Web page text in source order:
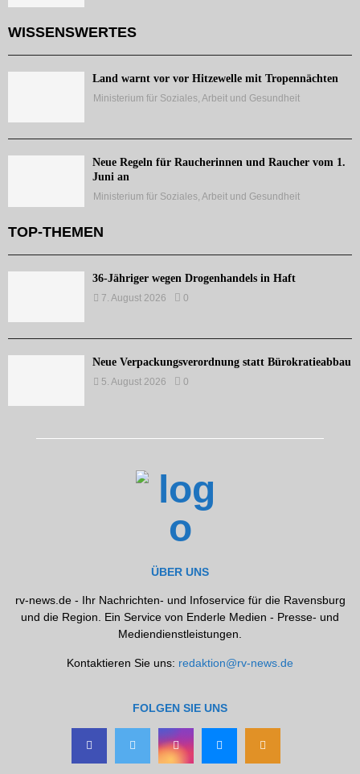
WISSENSWERTES
Land warnt vor vor Hitzewelle mit Tropennächten
Ministerium für Soziales, Arbeit und Gesundheit
Neue Regeln für Raucherinnen und Raucher vom 1.
Juni an
Ministerium für Soziales, Arbeit und Gesundheit
TOP-THEMEN
36-Jähriger wegen Drogenhandels in Haft
7. August 2026 0
Neue Verpackungsverordnung statt Bürokratieabbau
5. August 2026 0
ÜBER UNS
rv-news.de - Ihr Nachrichten- und Infoservice für die Ravensburg
und die Region. Ein Service von Enderle Medien - Presse- und
Mediendienstleistungen.
Kontaktieren Sie uns: redaktion@rv-news.de
FOLGEN SIE UNS